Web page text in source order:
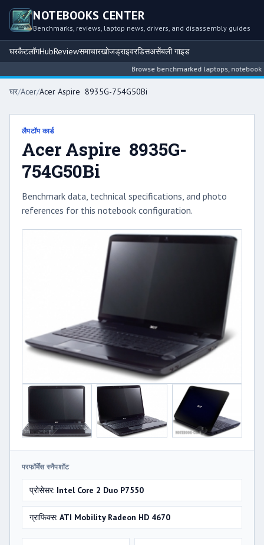
NOTEBOOKS CENTER
Benchmarks, reviews, laptop news, drivers, and disassembly guides
घरकैटलॉगHubReviewसमाचारखोजड्राइवरडिसअसेंबली गाइड
Browse benchmarked laptops, notebook
घर/Acer/Acer Aspire 8935G-754G50Bi
लैपटॉप कार्ड
Acer Aspire 8935G-
754G50Bi
Benchmark data, technical specifications, and photo
references for this notebook configuration.
परफॉर्मेंस स्नैपशॉट
प्रोसेसर: Intel Core 2 Duo P7550
ग्राफिक्स: ATI Mobility Radeon HD 4670